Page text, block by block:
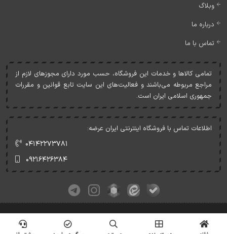
وبلاگ
درباره ما
تماس با ما
تمامی کالاها و خدمات اين فروشگاه، حسب مورد دارای مجوزهای لازم از
مراجع مربوطه می‌باشند و فعاليت‌های اين سايت تابع قوانين و مقررات
جمهوری اسلامی ايران است.
اطلاعات تماس با فروشگاه اینترنتی ایران عرضه:
۰۴۱۴۲۲۷۳۷۸۱
۰۹۲۱۶۴۲۶۳۸۴